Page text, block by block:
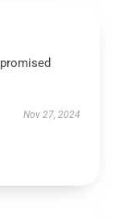
Nov 27, 2024